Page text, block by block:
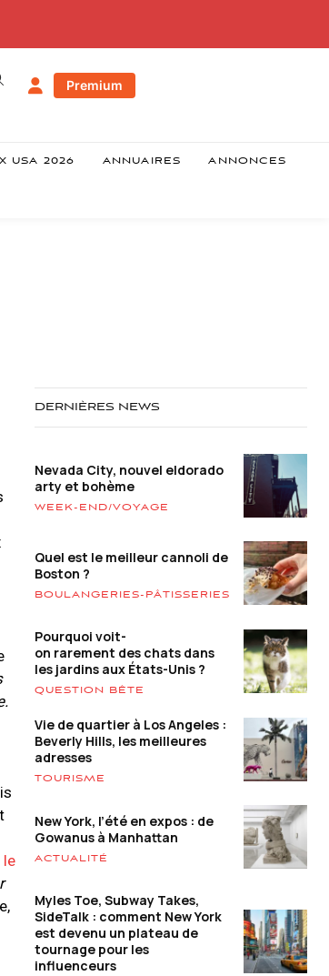
Premium
USA 2026 ANNUAIRES ANNONCES
le
DERNIÈRES NEWS
Nevada City, nouvel eldorado
arty et bohème
WEEK-END/VOYAGE
Quel est le meilleur cannoli de
Boston ?
BOULANGERIES-PÂTISSERIES
Pourquoi voit-
on rarement des chats dans
les jardins aux États-Unis ?
QUESTION BÊTE
Vie de quartier à Los Angeles :
Beverly Hills, les meilleures
adresses
TOURISME
New York, l’été en expos : de
Gowanus à Manhattan
ACTUALITÉ
Myles Toe, Subway Takes,
SideTalk : comment New York
est devenu un plateau de
tournage pour les
influenceurs